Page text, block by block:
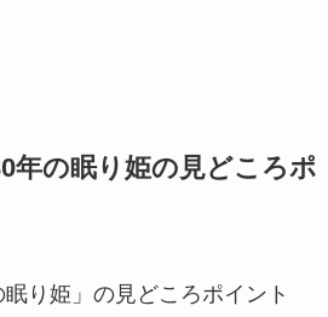
年の眠り姫の見どころポ
り姫」の見どころポイント